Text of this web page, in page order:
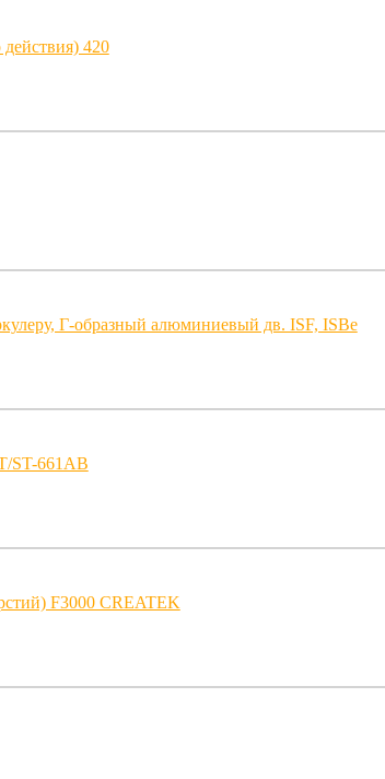
420
Г-образный алюминиевый дв. ISF, ISBe
ST-661AB
F3000 CREATEK